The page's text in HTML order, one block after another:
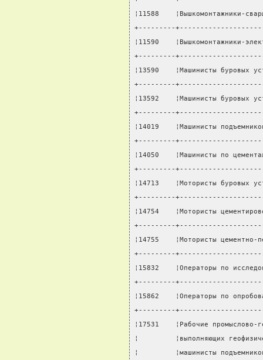
¦11588
+---------
¦11590
+---------
¦13590    ¦Машинисты
+---------
¦13592    ¦Машинисты
+---------
¦14019    ¦Машинисты
+---------
¦14050    ¦Машинисты по
+---------
¦14713    ¦Мотористы
+---------
¦14754    ¦Мотористы
+---------
¦14755    ¦Мотористы
+---------
¦15832    ¦Операторы по
+---------
¦15862    ¦Операторы по
+---------
¦17531    ¦Рабочие
¦         ¦выполняющих
¦         ¦машинисты